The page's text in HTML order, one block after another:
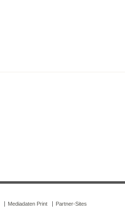
Mediadaten Print Partner-Sites